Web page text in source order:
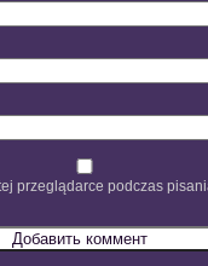
przeglądarce podczas